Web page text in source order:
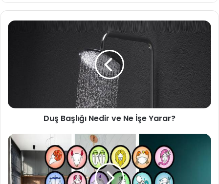
sit
esi
Duş Başlığı Nedir ve Ne İşe Yarar?